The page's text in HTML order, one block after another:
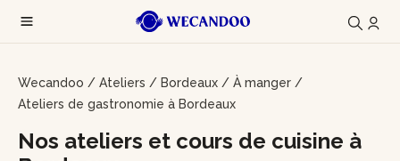
Wecandoo / Ateliers / Bordeaux / À manger /
Ateliers de gastronomie à Bordeaux
Nos ateliers et cours de cuisine à